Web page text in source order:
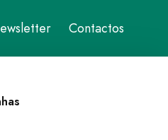
Contactos